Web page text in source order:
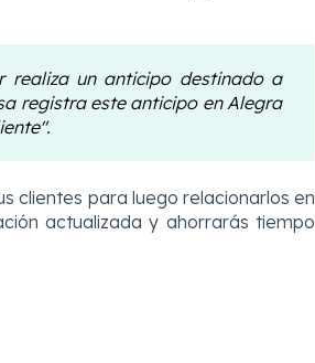
realiza un anticipo destinado a
registra este anticipo en Alegra
clientes para luego relacionarlos en
actualizada y ahorrarás tiempo